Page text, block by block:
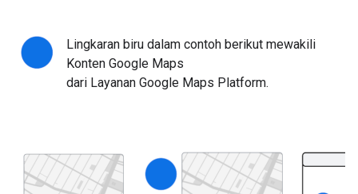
Lingkaran biru dalam contoh berikut mewakili
Konten Google Maps
dari Layanan Google Maps Platform.